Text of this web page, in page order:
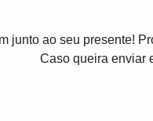
junto ao seu presente!
Caso queira enviar